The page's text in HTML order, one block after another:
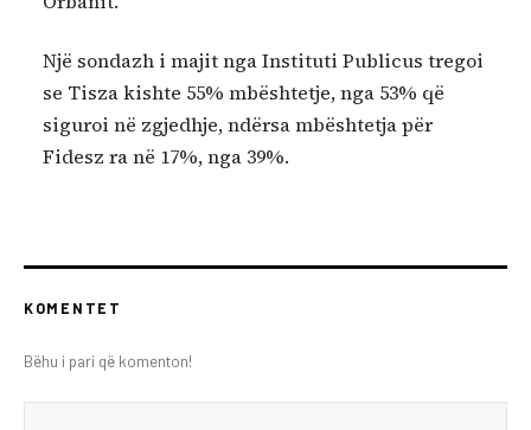
Një sondazh i majit nga Instituti Publicus tregoi
se Tisza kishte 55% mbështetje, nga 53% që
siguroi në zgjedhje, ndërsa mbështetja për
Fidesz ra në 17%, nga 39%.
KOMENTET
Bëhu i pari që komenton!